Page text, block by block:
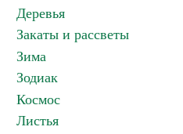
Деревья
Закаты и рассветы
Зима
Зодиак
Космос
Листья